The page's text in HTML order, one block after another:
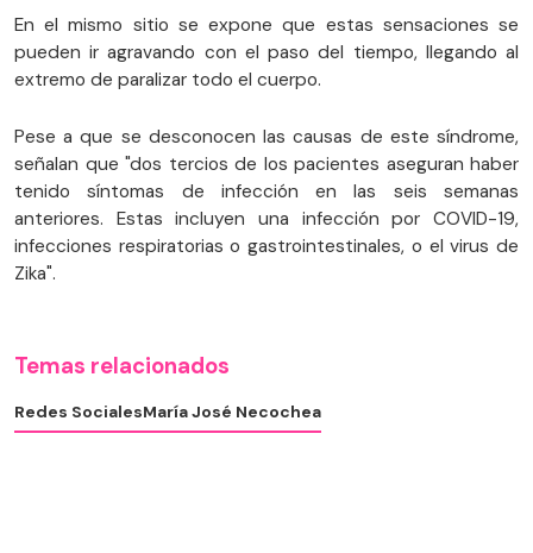
En el mismo sitio se expone que estas sensaciones se
pueden ir agravando con el paso del tiempo, llegando al
extremo de paralizar todo el cuerpo.
Pese a que se desconocen las causas de este síndrome,
señalan que "dos tercios de los pacientes aseguran haber
tenido síntomas de infección en las seis semanas
anteriores. Estas incluyen una infección por COVID-19,
infecciones respiratorias o gastrointestinales, o el virus de
Zika".
Temas relacionados
Redes SocialesMaría José Necochea